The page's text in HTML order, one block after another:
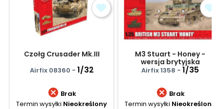
Czołg Crusader Mk.III
Airfix 08360 - 1/32
 Brak
Termin wysyłki Nieokreślony
M3 Stuart - Honey -
wersja brytyjska
Airfix 1358 - 1/35
 Brak
Termin wysyłki Nieokreślony